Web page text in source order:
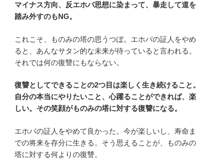
マイナス方向、反エホバ思想に染まって、暴走して道を
踏み外すのもNG。
これこそ、ものみの塔の思うつぼ。エホバの証人をやめ
ると、あんなサタン的な未来が待っていると言われる。
それでは何の復讐にもならない。
復讐としてできることの2つ目は楽しく生き続けること。
自分の本当にやりたいこと、心躍ることができれば、楽
しい。その笑顔がものみの塔に対する復讐になる。
エホバの証人をやめて良かった。今が楽しいし、寿命ま
での将来を存分に生きる。そう思えることが、ものみの
塔に対する何よりの復讐。